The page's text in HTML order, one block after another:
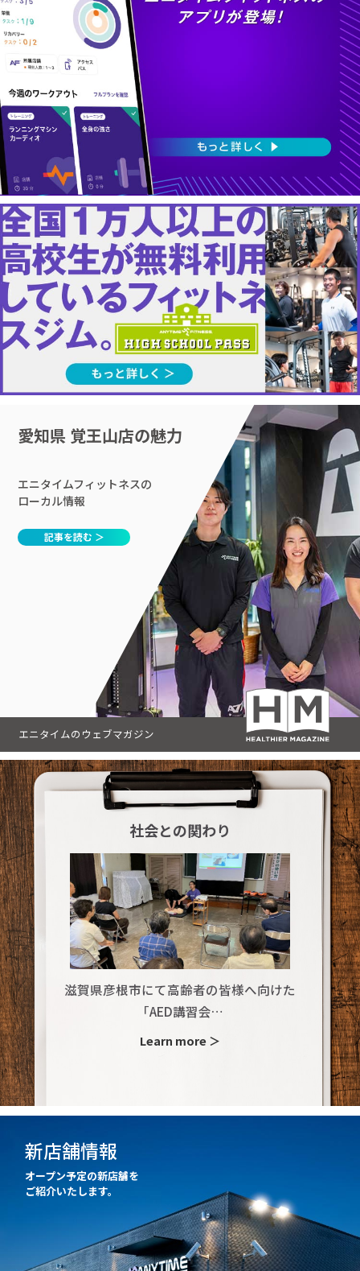
愛知県 覚王山店の魅力
エニタイムフィットネスの
ローカル情報
記事を読む ＞
エニタイムのウェブマガジン
社会との関わり
滋賀県彦根市にて高齢者の皆様へ向けた
「AED講習会…
Learn more ＞
新店舗情報
オープン予定の新店舗を
ご紹介いたします。